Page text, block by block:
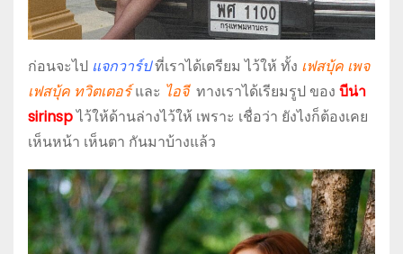
ก่อนจะไป แจกวาร์ปที่เราได้เตรียม ไว้ให้ ทั้ง เฟสบุ้ค เพจ
เฟสบุ้ค ทวิตเตอร์และ ไอจีทางเราได้เรียมรูป ของ บีน่า
sirinspไว้ให้ด้านล่างไว้ให้ เพราะ เชื่อว่า ยังไงก็ต้องเคย
เห็นหน้า เห็นตา กันมาบ้างแล้ว